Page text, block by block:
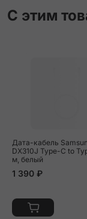
С этим
Дата-кабель
DX310J Type-C to
м, белый
1 390 ₽